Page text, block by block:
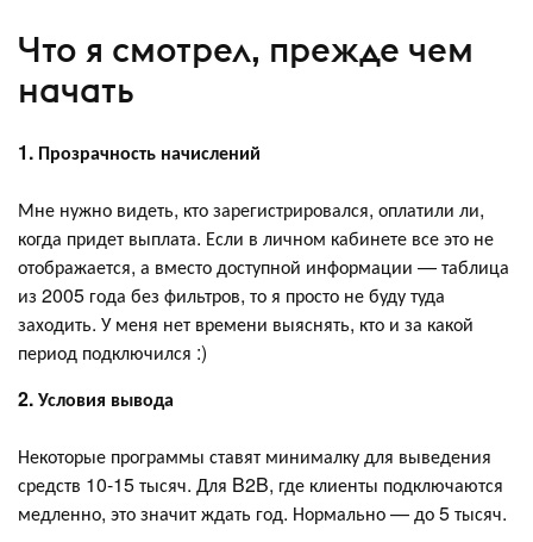
Что я смотрел, прежде чем
начать
1. Прозрачность начислений
Мне нужно видеть, кто зарегистрировался, оплатили ли,
когда придет выплата. Если в личном кабинете все это не
отображается, а вместо доступной информации — таблица
из 2005 года без фильтров, то я просто не буду туда
заходить. У меня нет времени выяснять, кто и за какой
период подключился :)
2. Условия вывода
Некоторые программы ставят минималку для выведения
средств 10-15 тысяч. Для B2B, где клиенты подключаются
медленно, это значит ждать год. Нормально — до 5 тысяч.